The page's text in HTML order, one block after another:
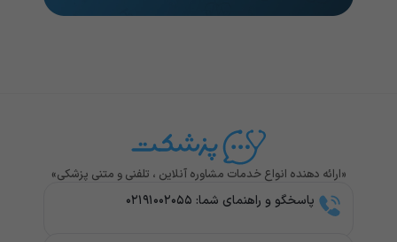
«ارائه دهنده انواع خدمات مشاوره آنلاین ، تلفنی و متنی پزشکی»
پاسخگو و راهنمای شما: ۰۲۱۹۱۰۰۲۰۵۵